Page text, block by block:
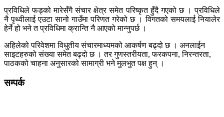
प्रविधिले फड्को मारेसँगै संचार क्षेत्र समेत परिष्कृत हुँदै गएको छ । प्रविधिले
नै पृथ्वीलाई एउटा सानो गाउँमा परिणत गरेको छ । विगतको समयलाई नियालेर
हेर्ने हो भने त प्रविधिमा क्रान्ति नै आएको मान्नुपर्छ ।
अहिलेको परिवेशमा विधुतीय संचारमाध्यमको आकर्षण बढ्दो छ । अनलाईन
साइटहरुको संख्या समेत बढ्दो छ । तर गुणस्तरीयता, फरकपना, निरन्तरता,
पाठकको चाहना अनुसारको सामाग्री भने मुलभुत पक्ष हुन् ।
सम्पर्क